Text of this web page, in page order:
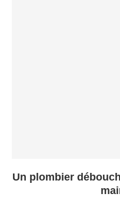
Un plombier